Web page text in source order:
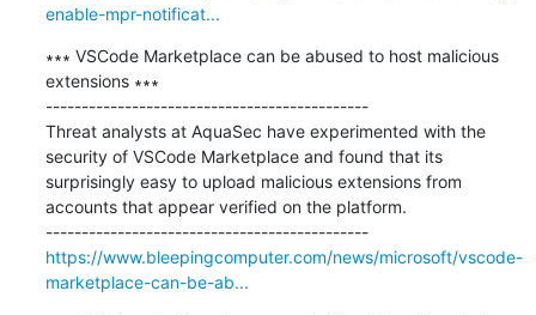
enable-mpr-notificat...
∗∗∗ VSCode Marketplace can be abused to host malicious
extensions ∗∗∗
---------------------------------------------
Threat analysts at AquaSec have experimented with the
security of VSCode Marketplace and found that its
surprisingly easy to upload malicious extensions from
accounts that appear verified on the platform.
---------------------------------------------
https://www.bleepingcomputer.com/news/microsoft/vscode-
marketplace-can-be-ab...